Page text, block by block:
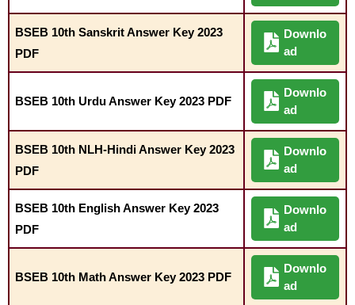
BSEB 10th Sanskrit Answer Key 2023
PDF
Downlo
ad
BSEB 10th Urdu Answer Key 2023 PDF
Downlo
ad
BSEB 10th NLH-Hindi Answer Key 2023
PDF
Downlo
ad
BSEB 10th English Answer Key 2023
PDF
Downlo
ad
BSEB 10th Math Answer Key 2023 PDF
Downlo
ad